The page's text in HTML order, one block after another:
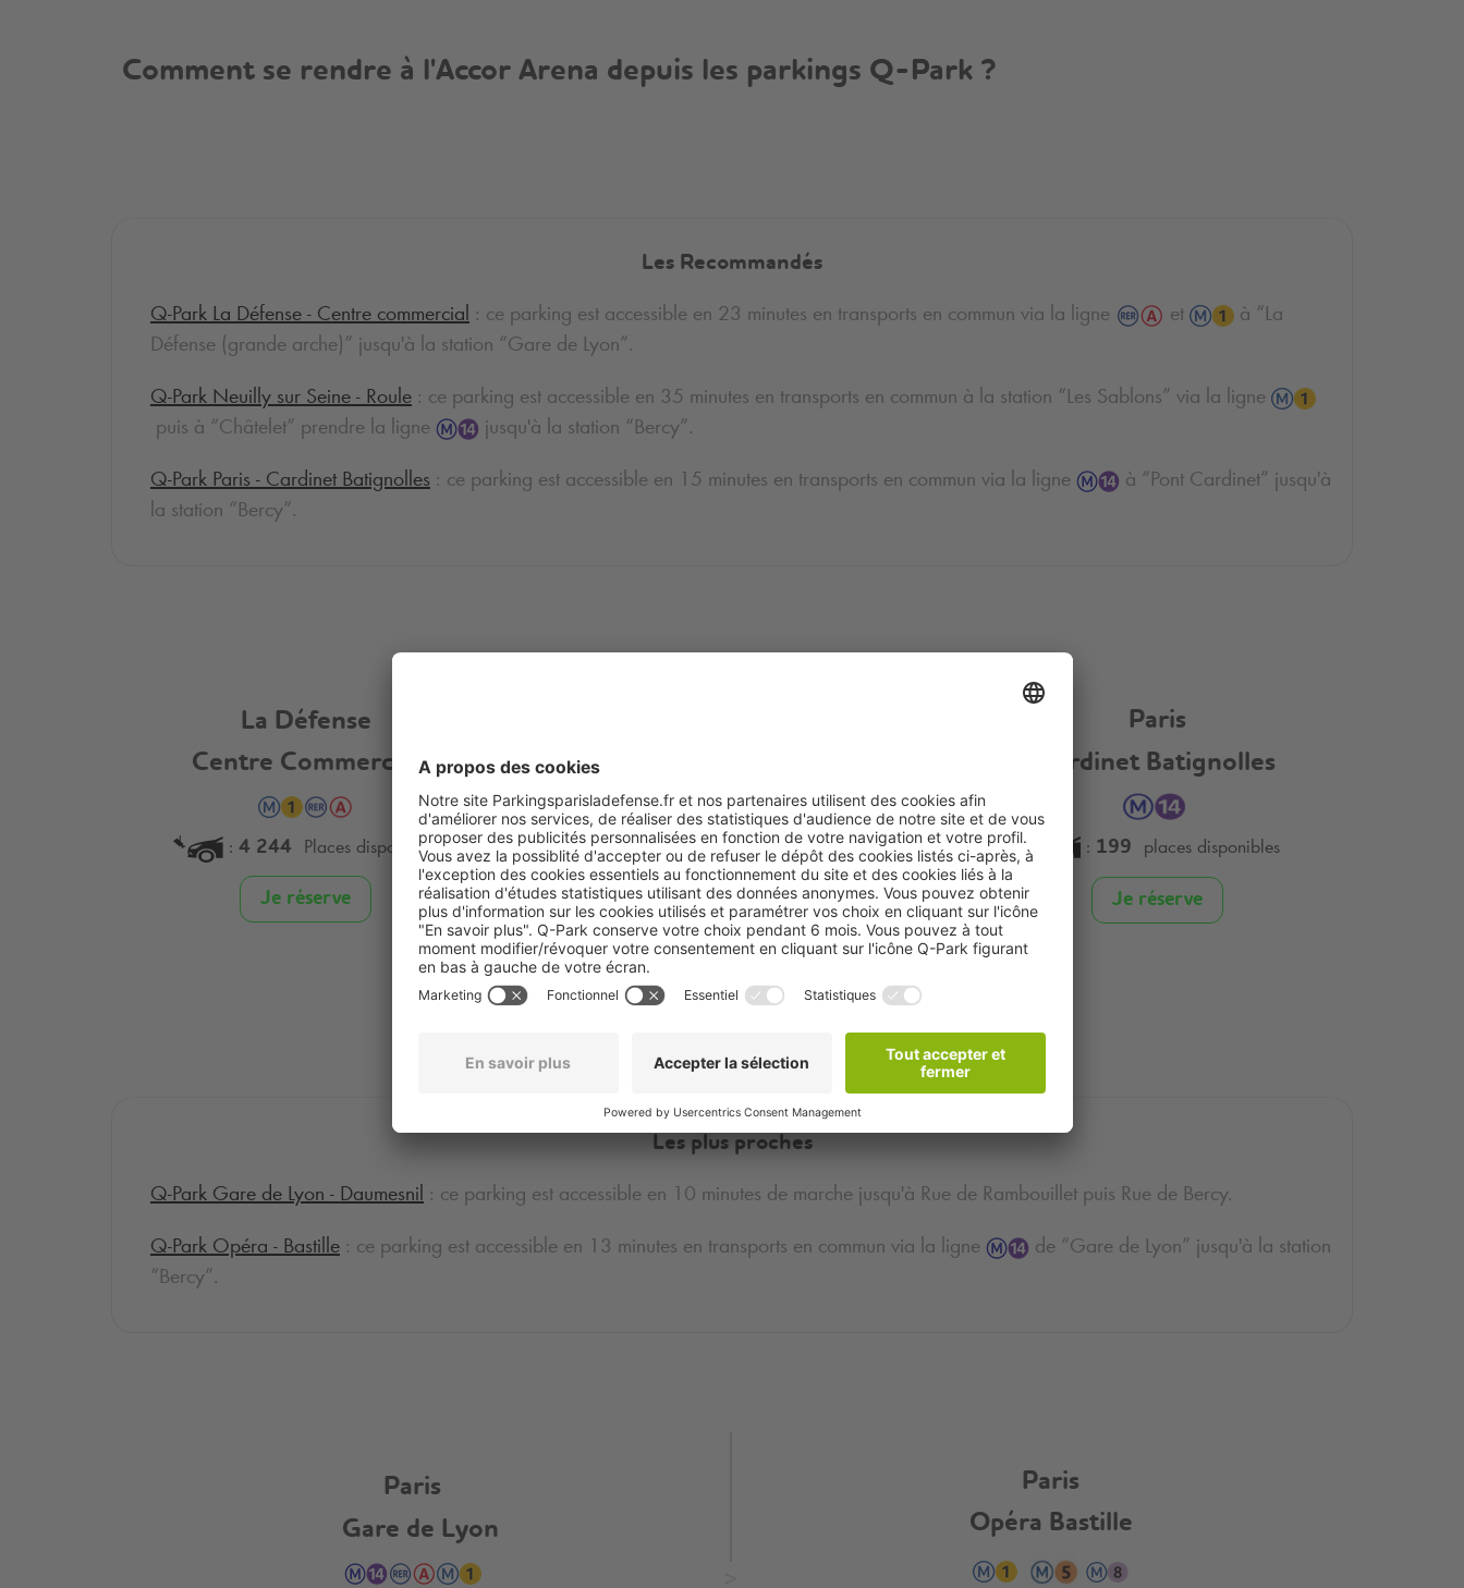
Comment se rendre à l'Accor Arena depuis les parkings Q-Park ?
Les Recommandés
Q-Park La Défense - Centre commercial : ce parking est accessible en 23 minutes en transports en commun via la ligne et
à “La
Défense (grande arche)” jusqu'à la station “Gare de Lyon”.
Q-Park Neuilly sur Seine - Roule : ce parking est accessible en 35 minutes en transports en commun à la station “Les Sablons” via la ligne
puis à “Châtelet” prendre la ligne
jusqu'à la station “Bercy”.
Q-Park Paris - Cardinet Batignolles : ce parking est accessible en 15 minutes en transports en commun via la ligne
à “Pont Cardinet” jusqu'à
la station “Bercy”.
La Défense
Centre Commercial
:4 244 Places disponibles
Je réserve
:886 Places disponibles
Je réserve
Paris
Cardinet Batignolles
: 199 places disponibles
Je réserve
Je réserve
Les plus proches
Q-Park Gare de Lyon - Daumesnil : ce parking est accessible en 10 minutes de marche jusqu'à Rue de Rambouillet puis Rue de Bercy.
Q-Park Opéra - Bastille : ce parking est accessible en 13 minutes en transports en commun via la ligne
de “Gare de Lyon” jusqu'à la station
“Bercy”.
Paris
Gare de Lyon
Paris
Opéra Bastille